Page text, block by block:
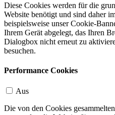
Diese Cookies werden für die
Website benötigt und sind daher
beispielsweise unser Cookie-
Ihrem Gerät abgelegt, das Ihren
Dialogbox nicht erneut zu
besuchen.
Performance Cookies
Aus
Die von den Cookies